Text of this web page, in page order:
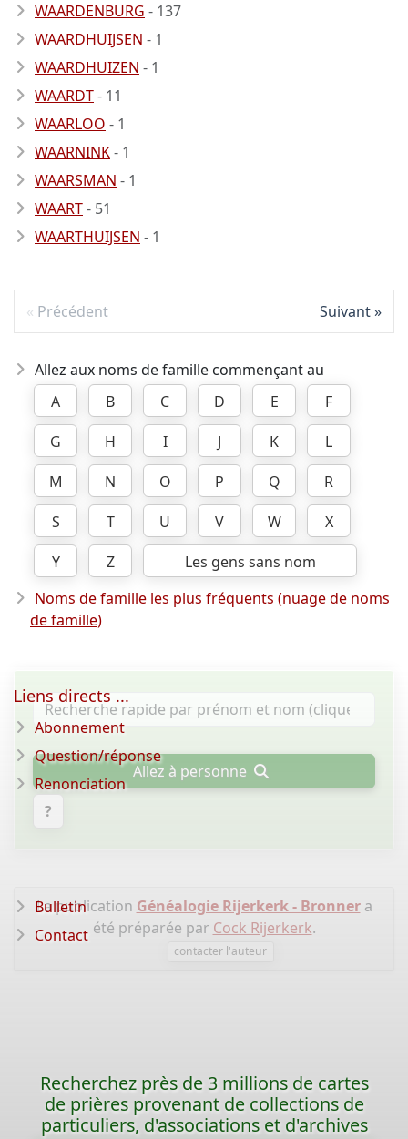
WAARDENBURG - 137
WAARDHUIJSEN - 1
WAARDHUIZEN - 1
WAARDT- 11
WAARLOO - 1
WAARNINK- 1
WAARSMAN - 1
WAART- 51
WAARTHUIJSEN - 1
Précédent Suivant
Allez aux noms de famille commençant au
A
B C D E
F
G
H I J K
L
M
N O P Q
R
S
T U V W
X
Y
Z
Les gens sans nom
Noms de famille les plus fréquents (nuage de noms
de famille)
Allez à personne
?
La publication Généalogie Rijerkerk - Bronnera
été préparée par Cock Rijerkerk.
contacter l'auteur
Liens directs ...
Abonnement
Question/réponse
Renonciation
Bulletin
Contact
Recherchez près de 3 millions de cartes
de prières provenant de collections de
particuliers, d'associations et d'archives